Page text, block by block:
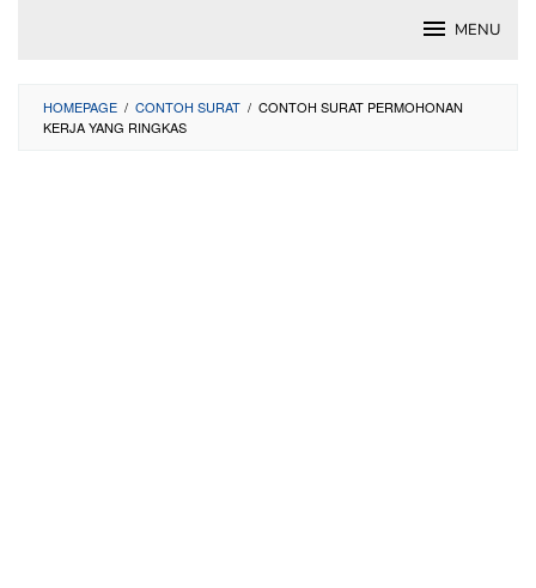
MENU
HOMEPAGE / CONTOH SURAT / CONTOH SURAT PERMOHONAN
KERJA YANG RINGKAS